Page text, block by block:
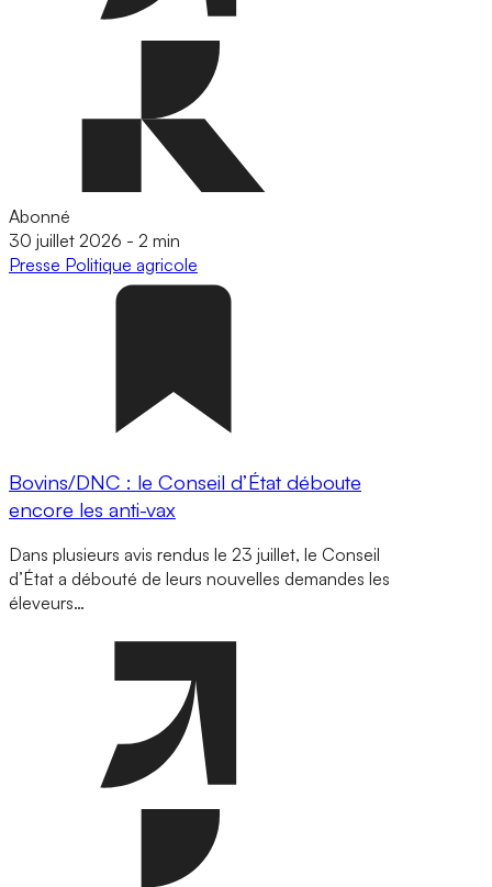
Abonné
30 juillet 2026 - 2 min
Presse Politique agricole
Bovins/DNC : le Conseil d’État déboute
encore les anti-vax
Dans plusieurs avis rendus le 23 juillet, le Conseil
d’État a débouté de leurs nouvelles demandes les
éleveurs…